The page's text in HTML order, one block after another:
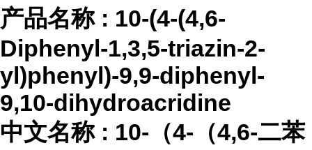
产品名称 : 10-(4-(4,6-
Diphenyl-1,3,5-triazin-2-
yl)phenyl)-9,9-diphenyl-
9,10-dihydroacridine
中文名称 : 10-（4-（4,6-二苯